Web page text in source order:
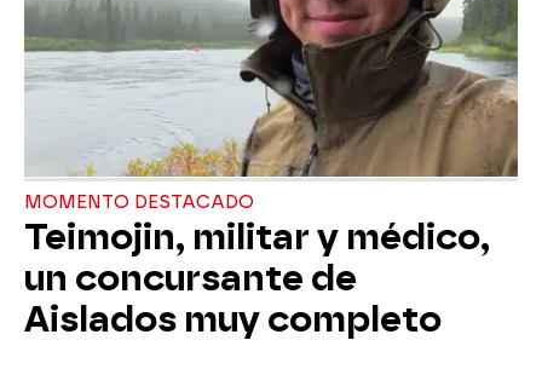
MOMENTO DESTACADO
Teimojin, militar y médico,
un concursante de
Aislados muy completo